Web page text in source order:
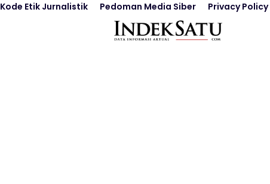
Kode Etik Jurnalistik Pedoman Media Siber Privacy Policy